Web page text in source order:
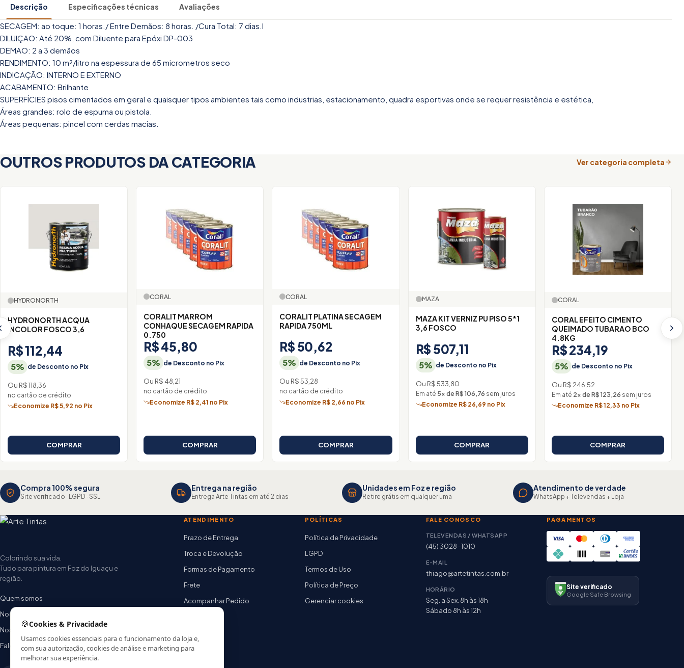
Descrição Especificações técnicas Avaliações
SECAGEM: ao toque: 1 horas./ Entre Demãos: 8 horas. /Cura Total: 7 dias.l
DILUIÇAO: Até 20%, com Diluente para Epóxi DP-003
DEMAO: 2 a 3 demãos
RENDIMENTO: 10 m²/litro na espessura de 65 micrometros seco
INDICAÇÃO: INTERNO E EXTERNO
ACABAMENTO: Brilhante
SUPERFÍCIES pisos cimentados em geral e quaisquer tipos ambientes tais como industrias, estacionamento, quadra esportivas onde se requer resistência e estética,
Áreas grandes: rolo de espuma ou pistola.
Áreas pequenas: pincel com cerdas macias.
OUTROS PRODUTOS DA CATEGORIA Ver categoria completa
HYDRONORTH
HYDRONORTH ACQUA
INCOLOR FOSCO 3,6
R$ 112,44
5% de Desconto no Pix
Ou R$ 118,36
no cartão de crédito
Economize R$ 5,92 no Pix
COMPRAR
CORAL
CORALIT MARROM
CONHAQUE SECAGEM RAPIDA
0.750
R$ 45,80
5% de Desconto no Pix
Ou R$ 48,21
no cartão de crédito
Economize R$ 2,41 no Pix
COMPRAR
CORAL
CORALIT PLATINA SECAGEM
RAPIDA 750ML
R$ 50,62
5% de Desconto no Pix
Ou R$ 53,28
no cartão de crédito
Economize R$ 2,66 no Pix
COMPRAR
MAZA
MAZA KIT VERNIZ PU PISO 5*1
3,6 FOSCO
R$ 507,11
5% de Desconto no Pix
Ou R$ 533,80
Em até 5× de R$ 106,76 sem juros
Economize R$ 26,69 no Pix
COMPRAR
CORAL
CORAL EFEITO CIMENTO
QUEIMADO TUBARAO BCO
4.8KG
R$ 234,19
5% de Desconto no Pix
Ou R$ 246,52
Em até 2× de R$ 123,26 sem juros
Economize R$ 12,33 no Pix
COMPRAR
Compra 100% segura
Site verificado · LGPD · SSL
Entrega na região
Entrega Arte Tintas em até 2 dias
Unidades em Foz e região
Retire grátis em qualquer uma
Atendimento de verdade
WhatsApp + Televendas + Loja
Colorindo sua vida.
Tudo para pintura em Foz do Iguaçu e
região.
Quem somos
Nossas lojas
Nossa equipe
Fale conosco
ATENDIMENTO
Prazo de Entrega
Troca e Devolução
Formas de Pagamento
Frete
Acompanhar Pedido
POLÍTICAS
Política de Privacidade
LGPD
Termos de Uso
Política de Preço
Gerenciar cookies
FALE CONOSCO
TELEVENDAS / WHATSAPP
(45) 3028-1010
E-MAIL
thiago@artetintas.com.br
HORÁRIO
Seg. a Sex. 8h às 18h
Sábado 8h às 12h
PAGAMENTOS
Site verificado
Google Safe Browsing
🍪Cookies & Privacidade
Usamos cookies essenciais para o funcionamento da loja e,
com sua autorização, cookies de análise e marketing para
melhorar sua experiência.